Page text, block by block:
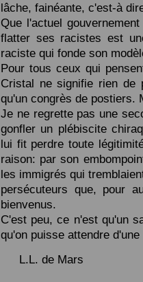
lâche, fainéante, c'est-à
Que l'actuel
flatter ses racistes est
raciste qui fonde son
Pour tous ceux qui
Cristal ne signifie rien de
qu'un congrès de postiers.
Je ne regrette pas une
gonfler un plébiscite
lui fit perdre toute
raison: par son
les immigrés qui
persécuteurs que, pour
bienvenus.
C'est peu, ce n'est qu'un
qu'on puisse attendre
L.L. de Mars